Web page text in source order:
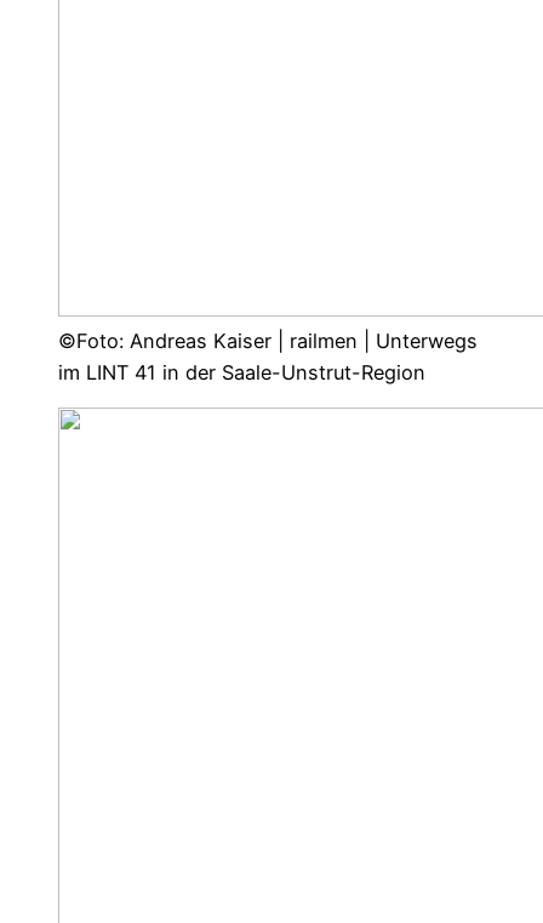
©Foto: Andreas Kaiser | railmen | Unterwegs
im LINT 41 in der Saale-Unstrut-Region